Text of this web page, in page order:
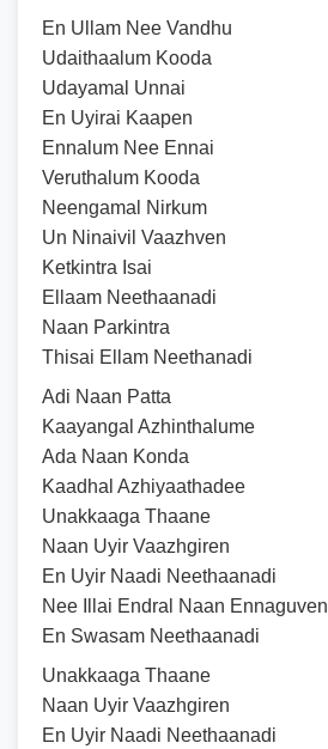
En Ullam Nee Vandhu
Udaithaalum Kooda
Udayamal Unnai
En Uyirai Kaapen
Ennalum Nee Ennai
Veruthalum Kooda
Neengamal Nirkum
Un Ninaivil Vaazhven
Ketkintra Isai
Ellaam Neethaanadi
Naan Parkintra
Thisai Ellam Neethanadi
Adi Naan Patta
Kaayangal Azhinthalume
Ada Naan Konda
Kaadhal Azhiyaathadee
Unakkaaga Thaane
Naan Uyir Vaazhgiren
En Uyir Naadi Neethaanadi
Nee Illai Endral Naan Ennaguven
En Swasam Neethaanadi
Unakkaaga Thaane
Naan Uyir Vaazhgiren
En Uyir Naadi Neethaanadi